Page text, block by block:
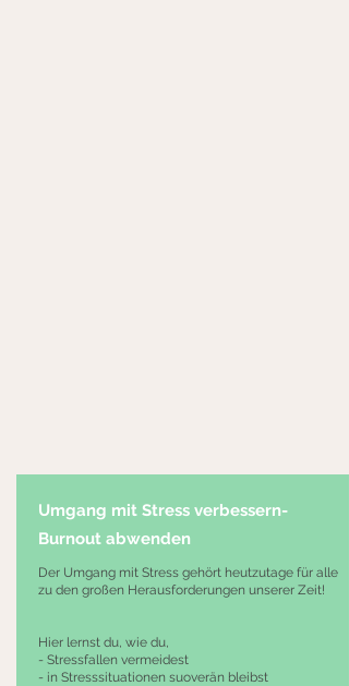
Umgang mit Stress verbessern-
Burnout abwenden
Der Umgang mit Stress gehört heutzutage für alle
zu den großen Herausforderungen unserer Zeit!
Hier lernst du, wie du,
- Stressfallen vermeidest
- in Stresssituationen suoverän bleibst